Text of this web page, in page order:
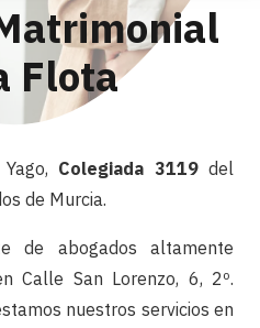
Flota
Colegiada 3119del
de Murcia.
de abogados altamente
Calle San Lorenzo, 6, 2º.
nuestros servicios en